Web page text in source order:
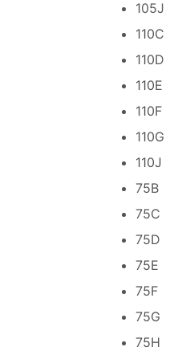
105J
110C
110D
110E
110F
110G
110J
75B
75C
75D
75E
75F
75G
75H